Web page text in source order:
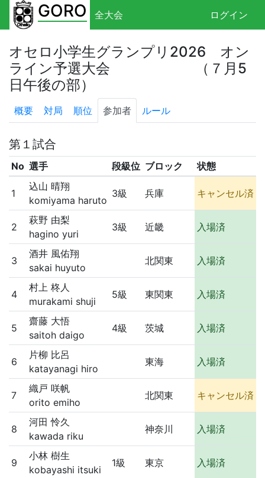
GORO 全大会 ログイン
オセロ小学生グランプリ2026 オン
ライン予選大会 （７月5
日午後の部）
概要 対局 順位 参加者 ルール
第１試合
No 選手 段級位 ブロック 状態
1
込山 晴翔
komiyama haruto
3級 兵庫 キャンセル済
2
萩野 由梨
hagino yuri
3級 近畿 入場済
3
酒井 風佑翔
sakai huyuto
北関東 入場済
4
村上 柊人
murakami shuji
5級 東関東 入場済
5
齋藤 大悟
saitoh daigo
4級 茨城 入場済
6
片柳 比呂
katayanagi hiro
東海 入場済
7
織戸 咲帆
orito emiho
北関東 キャンセル済
8
河田 怜久
kawada riku
神奈川 入場済
9
小林 樹生
kobayashi itsuki
1級 東京 入場済